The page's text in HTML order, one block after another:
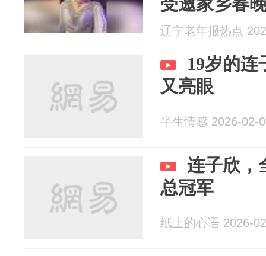
辽宁老年报热点
19岁的连
又亮眼
半生情感 2026-02-
连子欣，
总冠军
纸上的心语 2026-